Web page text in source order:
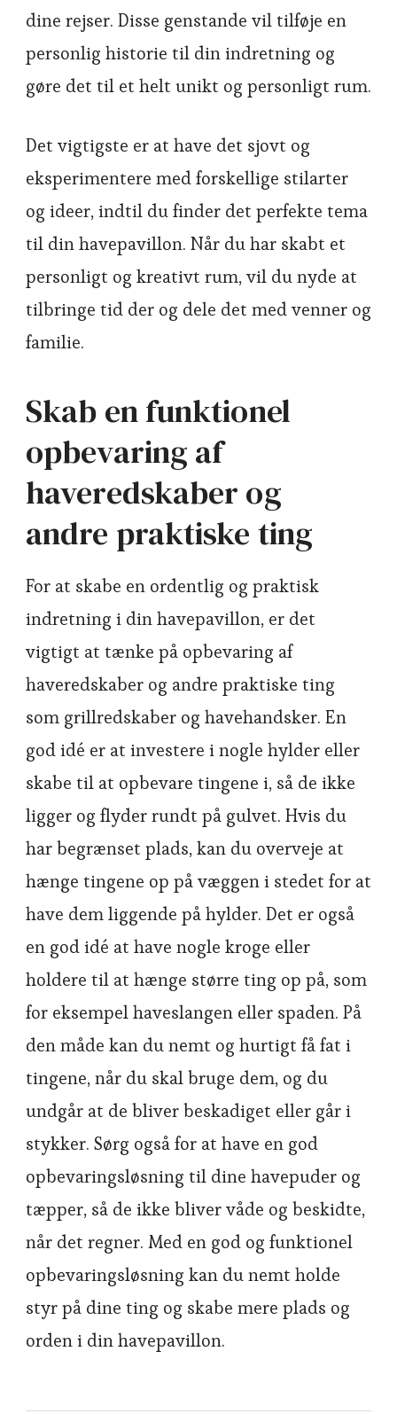
dine rejser. Disse genstande vil tilføje en
personlig historie til din indretning og
gøre det til et helt unikt og personligt rum.
Det vigtigste er at have det sjovt og
eksperimentere med forskellige stilarter
og ideer, indtil du finder det perfekte tema
til din havepavillon. Når du har skabt et
personligt og kreativt rum, vil du nyde at
tilbringe tid der og dele det med venner og
familie.
Skab en funktionel
opbevaring af
haveredskaber og
andre praktiske ting
For at skabe en ordentlig og praktisk
indretning i din havepavillon, er det
vigtigt at tænke på opbevaring af
haveredskaber og andre praktiske ting
som grillredskaber og havehandsker. En
god idé er at investere i nogle hylder eller
skabe til at opbevare tingene i, så de ikke
ligger og flyder rundt på gulvet. Hvis du
har begrænset plads, kan du overveje at
hænge tingene op på væggen i stedet for at
have dem liggende på hylder. Det er også
en god idé at have nogle kroge eller
holdere til at hænge større ting op på, som
for eksempel haveslangen eller spaden. På
den måde kan du nemt og hurtigt få fat i
tingene, når du skal bruge dem, og du
undgår at de bliver beskadiget eller går i
stykker. Sørg også for at have en god
opbevaringsløsning til dine havepuder og
tæpper, så de ikke bliver våde og beskidte,
når det regner. Med en god og funktionel
opbevaringsløsning kan du nemt holde
styr på dine ting og skabe mere plads og
orden i din havepavillon.